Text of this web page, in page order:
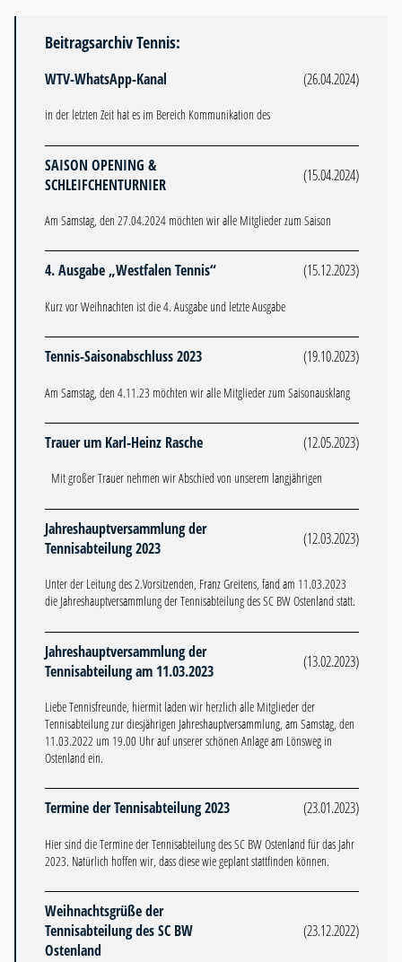
Beitragsarchiv Tennis:
WTV-WhatsApp-Kanal (26.04.2024)
in der letzten Zeit hat es im Bereich Kommunikation des
SAISON OPENING &
SCHLEIFCHENTURNIER
(15.04.2024)
Am Samstag, den 27.04.2024 möchten wir alle Mitglieder zum Saison
4. Ausgabe „Westfalen Tennis“ (15.12.2023)
Kurz vor Weihnachten ist die 4. Ausgabe und letzte Ausgabe
Tennis-Saisonabschluss 2023 (19.10.2023)
Am Samstag, den 4.11.23 möchten wir alle Mitglieder zum Saisonausklang
Trauer um Karl-Heinz Rasche (12.05.2023)
Mit großer Trauer nehmen wir Abschied von unserem langjährigen
Jahreshauptversammlung der
Tennisabteilung 2023
(12.03.2023)
Unter der Leitung des 2.Vorsitzenden, Franz Greitens, fand am 11.03.2023
die Jahreshauptversammlung der Tennisabteilung des SC BW Ostenland statt.
Jahreshauptversammlung der
Tennisabteilung am 11.03.2023
(13.02.2023)
Liebe Tennisfreunde, hiermit laden wir herzlich alle Mitglieder der
Tennisabteilung zur diesjährigen Jahreshauptversammlung, am Samstag, den
11.03.2022 um 19.00 Uhr auf unserer schönen Anlage am Lönsweg in
Ostenland ein.
Termine der Tennisabteilung 2023 (23.01.2023)
Hier sind die Termine der Tennisabteilung des SC BW Ostenland für das Jahr
2023. Natürlich hoffen wir, dass diese wie geplant stattfinden können.
Weihnachtsgrüße der
Tennisabteilung des SC BW
Ostenland
(23.12.2022)